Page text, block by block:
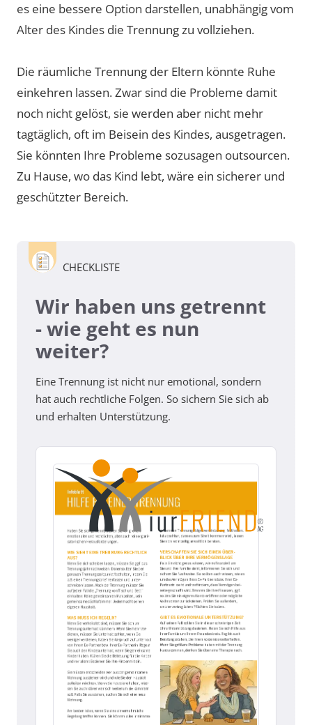
es eine bessere Option darstellen, unabhängig vom
Alter des Kindes die Trennung zu vollziehen.
Die räumliche Trennung der Eltern könnte Ruhe
einkehren lassen. Zwar sind die Probleme damit
noch nicht gelöst, sie werden aber nicht mehr
tagtäglich, oft im Beisein des Kindes, ausgetragen.
Sie könnten Ihre Probleme sozusagen outsourcen.
Zu Hause, wo das Kind lebt, wäre ein sicherer und
geschützter Bereich.
CHECKLISTE
Wir haben uns getrennt
- wie geht es nun
weiter?
Eine Trennung ist nicht nur emotional, sondern
hat auch rechtliche Folgen. So sichern Sie sich ab
und erhalten Unterstützung.